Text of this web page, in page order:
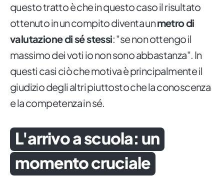
questo tratto è che in questo caso il risultato
ottenuto in un compito diventa unmetro di
valutazione di sé stessi: "se non ottengo il
massimo dei voti io non sono abbastanza". In
questi casi ciò che motiva è principalmente il
giudizio degli altri piuttosto che la conoscenza
e la competenza in sé.
L'arrivo a scuola: un
momento cruciale